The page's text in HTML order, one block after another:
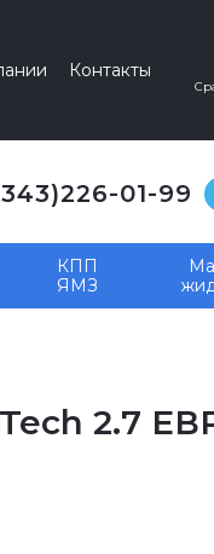
Контакты
01-99
КПП
ЯМЗ
2.7